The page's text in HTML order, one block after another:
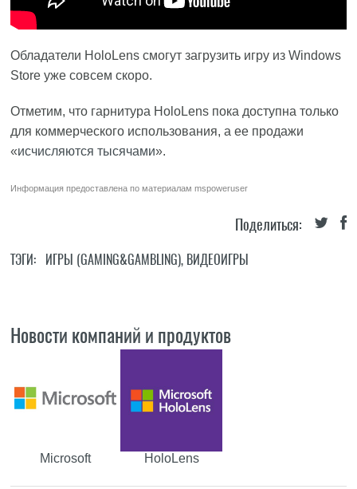
Обладатели HoloLens смогут загрузить игру из Windows
Store уже совсем скоро.
Отметим, что гарнитура HoloLens пока доступна только
для коммерческого использования, а ее продажи
«исчисляются тысячами».
Информация предоставлена по материаламmspoweruser
Поделиться:
ТЭГИ: ИГРЫ (GAMING&GAMBLING), ВИДЕОИГРЫ
Новости компаний и продуктов
Microsoft HoloLens